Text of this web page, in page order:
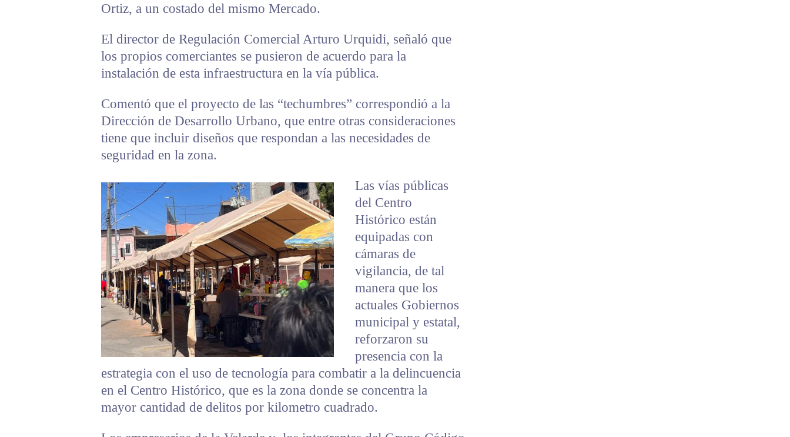
Ortiz, a un costado del mismo Mercado.
El director de Regulación Comercial Arturo Urquidi, señaló que
los propios comerciantes se pusieron de acuerdo para la
instalación de esta infraestructura en la vía pública.
Comentó que el proyecto de las “techumbres” correspondió a la
Dirección de Desarrollo Urbano, que entre otras consideraciones
tiene que incluir diseños que respondan a las necesidades de
seguridad en la zona.
Las vías públicas
del Centro
Histórico están
equipadas con
cámaras de
vigilancia, de tal
manera que los
actuales Gobiernos
municipal y estatal,
reforzaron su
presencia con la
estrategia con el uso de tecnología para combatir a la delincuencia
en el Centro Histórico, que es la zona donde se concentra la
mayor cantidad de delitos por kilometro cuadrado.